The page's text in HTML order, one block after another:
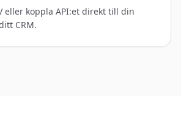
eller koppla API:et direkt till din
CRM.